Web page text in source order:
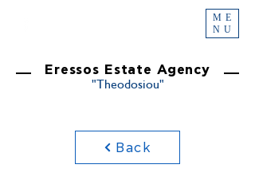
Eressos Estate Agency
"Theodosiou"
ME
NU
Back